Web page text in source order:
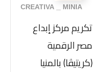
CREATIVA MINIA
تكريم مركز إبداع
مصر الرقمية
(كريتيڤا) بالمنيا